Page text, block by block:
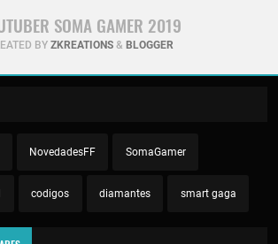
SOMA GAMER 2019
BY ZKREATIONS& BLOGGER
NovedadesFF SomaGamer
codigos diamantes smart gaga